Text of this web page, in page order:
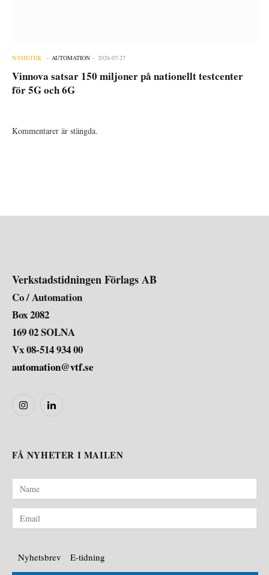
NYHETER AUTOMATION 2026-07-27
Vinnova satsar 150 miljoner på nationellt testcenter
för 5G och 6G
Kommentarer är stängda.
Verkstadstidningen Förlags AB
Co / Automation
Box 2082
169 02 SOLNA
Vx 08-514 934 00
automation@vtf.se
InstagramLinkedIn
FÅ NYHETER I MAILEN
Nyhetsbrev E-tidning